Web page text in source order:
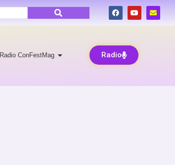
Radio ConFestMag Radio